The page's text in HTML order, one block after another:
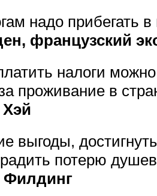
надо прибегать
французский
налоги
проживание в
выгоды,
потерю
Филдинг